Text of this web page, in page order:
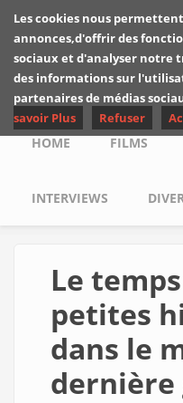
Skip to main content
Les
Main menu
HOME FILMS
INTERVIEWS
Le
petites
dans le
dernière
Les cookies nous
annonces,d'offrir des
sociaux et d'analyser notre
des informations sur
partenaires de médias
savoir Plus
Refuser